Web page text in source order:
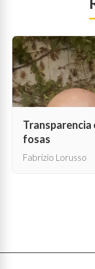
Transparencia
fosas
Fabrizio Lorusso